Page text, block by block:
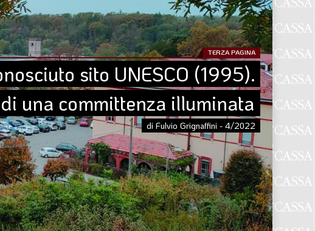
TERZA PAGINA
sito UNESCO (1995).
una committenza illuminata
di Fulvio Grignaffini - 4/2022